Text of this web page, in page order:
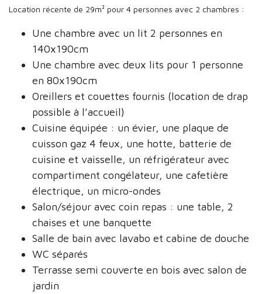
Location récente de 29m² pour 4 personnes avec 2 chambres :
Une chambre avec un lit 2 personnes en
140x190cm
Une chambre avec deux lits pour 1 personne
en 80x190cm
Oreillers et couettes fournis (location de drap
possible à l’accueil)
Cuisine équipée : un évier, une plaque de
cuisson gaz 4 feux, une hotte, batterie de
cuisine et vaisselle, un réfrigérateur avec
compartiment congélateur, une cafetière
électrique, un micro-ondes
Salon/séjour avec coin repas : une table, 2
chaises et une banquette
Salle de bain avec lavabo et cabine de douche
WC séparés
Terrasse semi couverte en bois avec salon de
jardin